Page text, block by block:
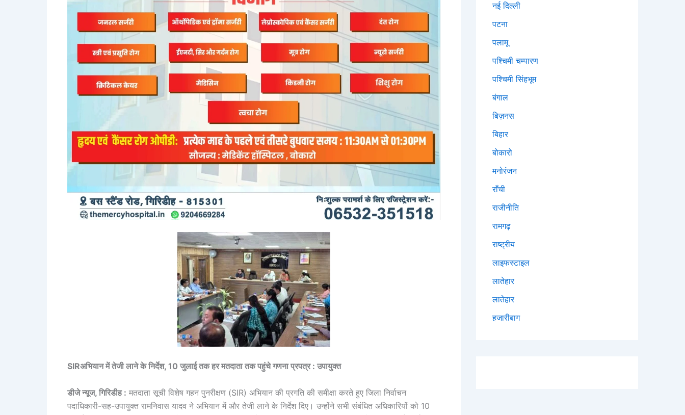
SIRअभियान में तेजी लाने के निर्देश, 10 जुलाई तक हर मतदाता तक पहुंचे गणना प्रपत्र : उपायुक्त
डीजे न्यूज, गिरिडीह : मतदाता सूची विशेष गहन पुनरीक्षण (SIR) अभियान की प्रगति की समीक्षा करते हुए जिला निर्वाचन
पदाधिकारी-सह-उपायुक्त रामनिवास यादव ने अभियान में और तेजी लाने के निर्देश दिए। उन्होंने सभी संबंधित अधिकारियों को 10
नई दिल्ली
पटना
पलामू
पश्चिमी चम्पारण
पश्चिमी सिंहभूम
बंगाल
बिज़नस
बिहार
बोकारो
मनोरंजन
राँची
राजीनीति
रामगढ़
राष्ट्रीय
लाइफस्टाइल
लातेहार
लातेहार
हजारीबाग